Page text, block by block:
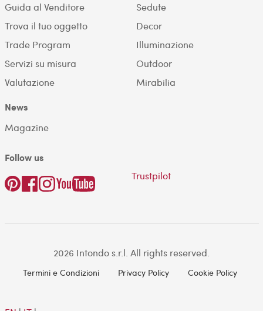
Guida al Venditore
Trova il tuo oggetto
Trade Program
Servizi su misura
Valutazione
Sedute
Decor
Illuminazione
Outdoor
Mirabilia
News
Magazine
Follow us
Trustpilot
2026 Intondo s.r.l. All rights reserved.
Termini e Condizioni Privacy Policy Cookie Policy